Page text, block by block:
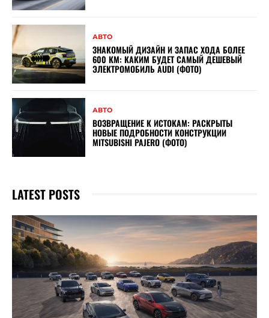
АВТО
ЗНАКОМЫЙ ДИЗАЙН И ЗАПАС ХОДА БОЛЕЕ
600 КМ: КАКИМ БУДЕТ САМЫЙ ДЕШЕВЫЙ
ЭЛЕКТРОМОБИЛЬ AUDI (ФОТО)
АВТО
ВОЗВРАЩЕНИЕ К ИСТОКАМ: РАСКРЫТЫ
НОВЫЕ ПОДРОБНОСТИ КОНСТРУКЦИИ
MITSUBISHI PAJERO (ФОТО)
LATEST POSTS